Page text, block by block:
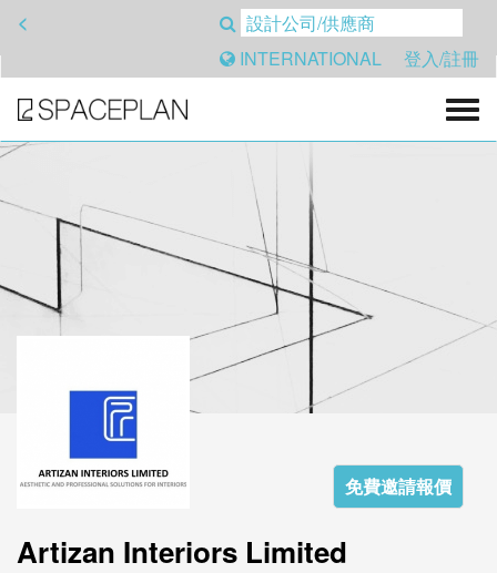
<
INTERNATIONAL
登入/註冊
免費邀請報價
Artizan Interiors Limited